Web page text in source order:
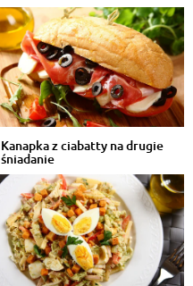
Kanapka z ciabatty na drugie
śniadanie